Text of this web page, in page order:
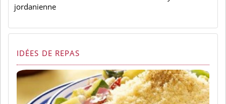
jordanienne
IDÉES DE REPAS